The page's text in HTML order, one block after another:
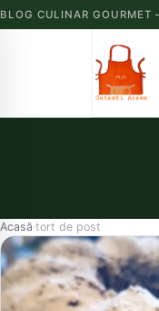
BLOG CULINAR GOURMET
Acasă›tort de post